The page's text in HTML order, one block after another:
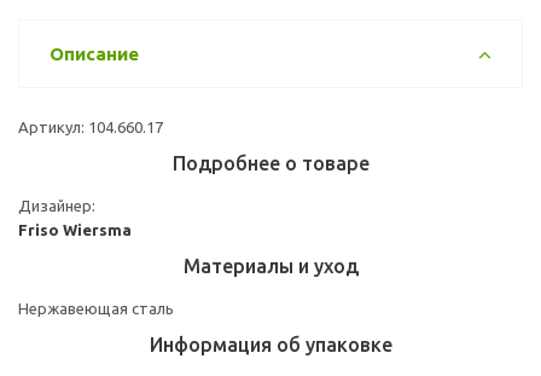
Описание
Артикул: 104.660.17
Подробнее о товаре
Дизайнер:
Friso Wiersma
Материалы и уход
Нержавеющая сталь
Информация об упаковке